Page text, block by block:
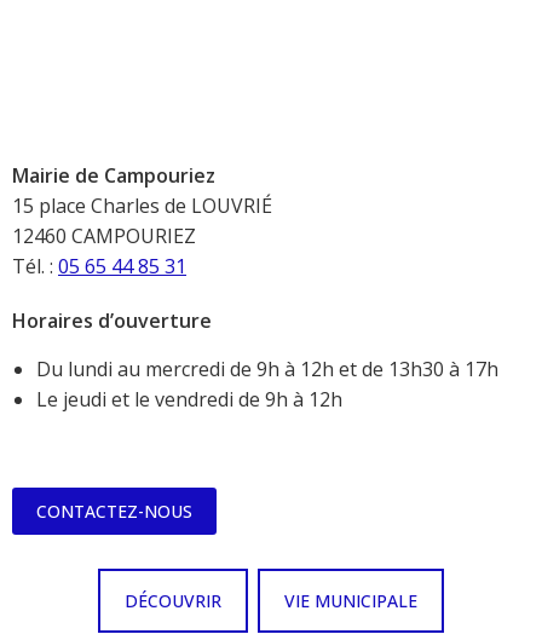
Mairie de Campouriez
15 place Charles de LOUVRIÉ
12460 CAMPOURIEZ
Tél. : 05 65 44 85 31
Horaires d’ouverture
Du lundi au mercredi de 9h à 12h et de 13h30 à 17h
Le jeudi et le vendredi de 9h à 12h
CONTACTEZ-NOUS
DÉCOUVRIR VIE MUNICIPALE